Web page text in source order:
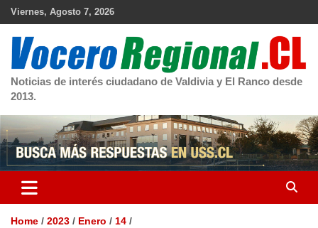
Skip
Viernes, Agosto 7, 2026
Noticias de interés ciudadano de Valdivia y El Ranco desde
2013.
Home 2023 Enero
14